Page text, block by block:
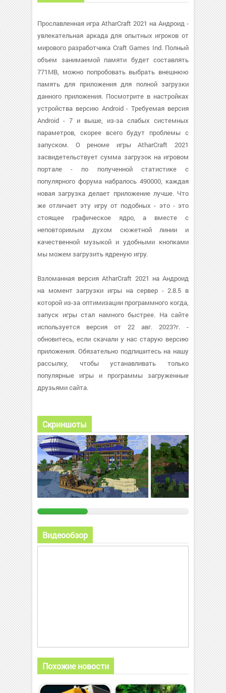
Прославленная игра AtharCraft 2021 на Андроид -
увлекательная аркада для опытных игроков от
мирового разработчика Craft Games Ind. Полный
объем занимаемой памяти будет составлять
771MB, можно попробовать выбрать внешнюю
память для приложения для полной загрузки
данного приложения. Посмотрите в настройках
устройства версию Android - Требуемая версия
Android - 7 и выше, из-за слабых системных
параметров, скорее всего будут проблемы с
запуском. О реноме игры AtharCraft 2021
засвидетельствует сумма загрузок на игровом
портале - по полученной статистике с
популярного форума набралось 490000, каждая
новая загрузка делает приложение лучше. Что
же отличает эту игру от подобных - это - это
стоящее графическое ядро, а вместе с
неповторимым духом сюжетной линии и
качественной музыкой и удобными кнопками
мы можем загрузить ядреную игру.
Взломанная версия AtharCraft 2021 на Андроид
на момент загрузки игры на сервер - 2.8.5 в
которой из-за оптимизации программного когда,
запуск игры стал намного быстрее. На сайте
используется версия от 22 авг. 2023?г. -
обновитесь, если скачали у нас старую версию
приложения. Обязательно подпишитесь на нашу
рассылку, чтобы устанавливать только
популярные игры и программы загруженные
друзьями сайта.
Скриншоты
Видеообзор
Похожие новости